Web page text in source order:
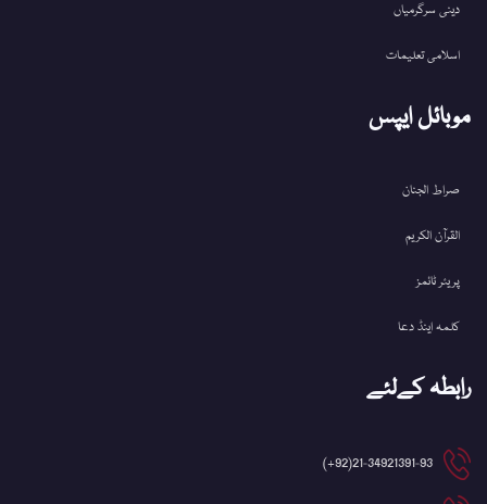
دینی سرگرمیاں
اسلامی تعلیمات
موبائل ایپس
صراط الجنان
القرآن الکریم
پریئر ٹائمز
کلمہ اینڈ دعا
رابطہ کےلئے
21-34921391-93(92+)